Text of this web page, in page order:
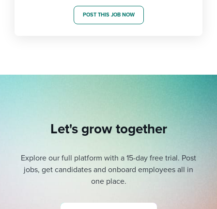
POST THIS JOB NOW
Let's grow together
Explore our full platform with a 15-day free trial. Post
jobs, get candidates and onboard employees all in
one place.